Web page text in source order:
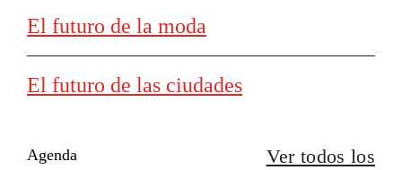
El futuro de la moda
El futuro de las ciudades
Agenda
Ver todos los